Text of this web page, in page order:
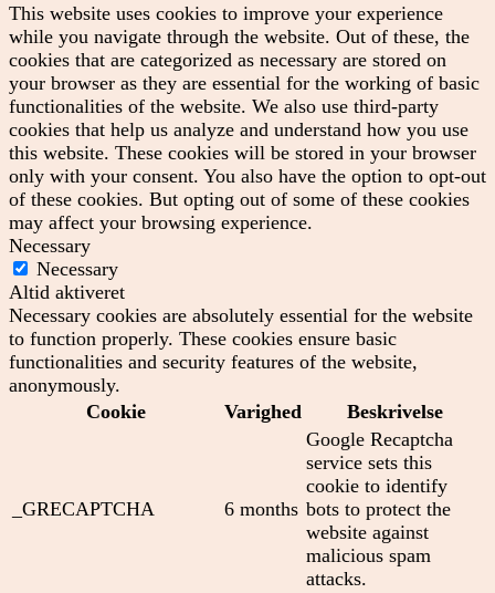
This website uses cookies to improve your experience
while you navigate through the website. Out of these, the
cookies that are categorized as necessary are stored on
your browser as they are essential for the working of basic
functionalities of the website. We also use third-party
cookies that help us analyze and understand how you use
this website. These cookies will be stored in your browser
only with your consent. You also have the option to opt-out
of these cookies. But opting out of some of these cookies
may affect your browsing experience.
Necessary
Necessary
Altid aktiveret
Necessary cookies are absolutely essential for the website
to function properly. These cookies ensure basic
functionalities and security features of the website,
anonymously.
Cookie
Varighed Beskrivelse
_GRECAPTCHA 6 months
Google Recaptcha
service sets this
cookie to identify
bots to protect the
website against
malicious spam
attacks.